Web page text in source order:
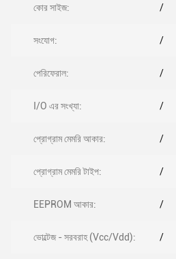
কোর সাইজ: /
সংযোগ: /
পেরিফেরাল: /
I/O এর সংখ্যা: /
প্রোগ্রাম মেমরি আকার: /
প্রোগ্রাম মেমরি টাইপ: /
EEPROM আকার: /
ভোল্টেজ - সরবরাহ (Vcc/Vdd): /